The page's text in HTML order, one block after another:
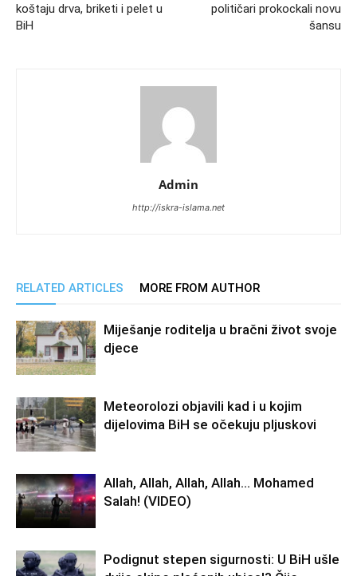
koštaju drva, briketi i pelet u
BiH
političari prokockali novu
šansu
Admin
http://iskra-islama.net
RELATED ARTICLES MORE FROM AUTHOR
Miješanje roditelja u bračni život svoje
djece
Meteorolozi objavili kad i u kojim
dijelovima BiH se očekuju pljuskovi
Allah, Allah, Allah, Allah… Mohamed
Salah! (VIDEO)
Podignut stepen sigurnosti: U BiH ušle